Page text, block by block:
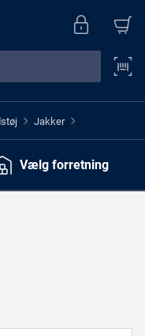
> Jakker >
Vælg forretning